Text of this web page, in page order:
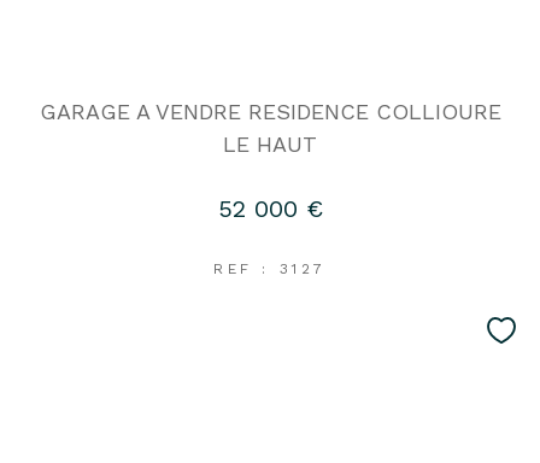
GARAGE A VENDRE RESIDENCE COLLIOURE
LE HAUT
52 000 €
REF : 3127